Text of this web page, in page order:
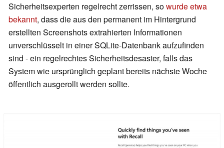
Sicherheitsexperten regelrecht zerrissen, sowurde etwa
bekannt, dass die aus den permanent im Hintergrund
erstellten Screenshots extrahierten Informationen
unverschlüsselt in einer SQLite-Datenbank aufzufinden
sind - ein regelrechtes Sicherheitsdesaster, falls das
System wie ursprünglich geplant bereits nächste Woche
öffentlich ausgerollt werden sollte.